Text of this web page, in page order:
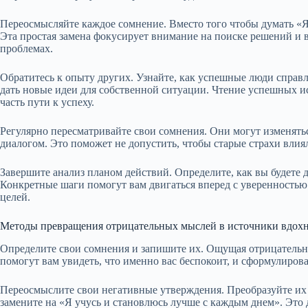
Переосмысляйте каждое сомнение. Вместо того чтобы думать
Эта простая замена фокусирует внимание на поиске решений и
проблемах.
Обратитесь к опыту других. Узнайте, как успешные люди
дать новые идеи для собственной ситуации. Чтение успешных
часть пути к успеху.
Регулярно пересматривайте свои сомнения. Они могут
диалогом. Это поможет не допустить, чтобы старые страхи
Завершите анализ планом действий. Определите, как вы будете
Конкретные шаги помогут вам двигаться вперед с
целей.
Методы превращения отрицательных мыслей в источники
Определите свои сомнения и запишите их. Ощущая
помогут вам увидеть, что именно вас беспокоит, и
Переосмыслите свои негативные утверждения. Преобразуйте
замените на «Я учусь и становлюсь лучше с каждым днем». Это